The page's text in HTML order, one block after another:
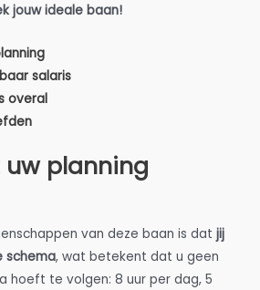
jouw ideale baan!
salaris
overal
uw planning
van deze baan is dat jij
schema, wat betekent dat u geen
hoeft te volgen: 8 uur per dag, 5